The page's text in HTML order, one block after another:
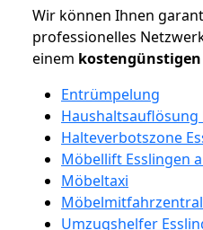
Wir können Ihnen
professionelles
einem kostengünstigen
Entrümpelung
Haushaltsauflösung
Halteverbotszone
Möbellift Esslingen
Möbeltaxi
Umzugshelfer